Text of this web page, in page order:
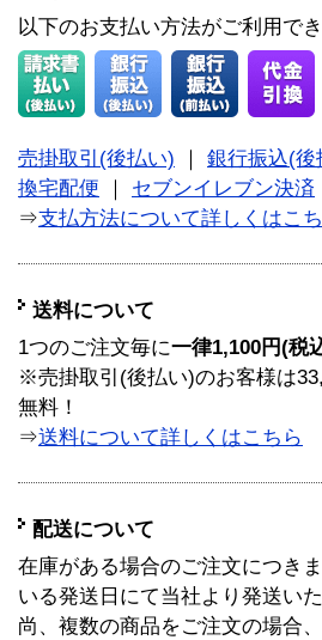
以下のお支払い方法がご利用で
売掛取引(後払い)
銀行振込(後
換宅配便
セブンイレブン決済
⇒支払方法について詳しくはこ
送料について
1つのご注文毎に一律1,100円(税
※売掛取引(後払い)のお客様は
無料！
⇒送料について詳しくはこちら
配送について
在庫がある場合のご注文につき
いる発送日にて当社より発送い
尚、複数の商品をご注文の場合